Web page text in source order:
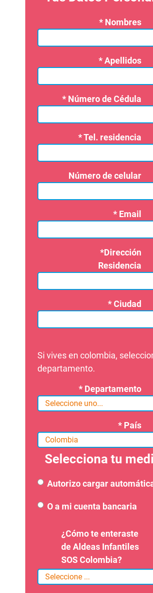
* Nombres
* Apellidos
* Número de Cédula
* Tel. residencia
Número de celular
* Email
*Dirección
Residencia
* Ciudad
Si vives en colombia,
departamento.
* Departamento
* País
Selecciona tu
Autorizo cargar
O a mi cuenta bancaria
¿Cómo te enteraste
de Aldeas Infantiles
SOS Colombia?